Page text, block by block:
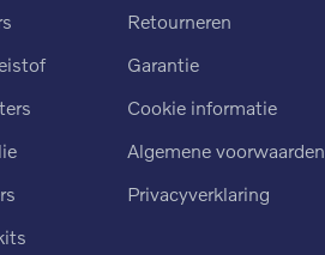
Retourneren
Garantie
Cookie informatie
Algemene voorwaarden
Privacyverklaring